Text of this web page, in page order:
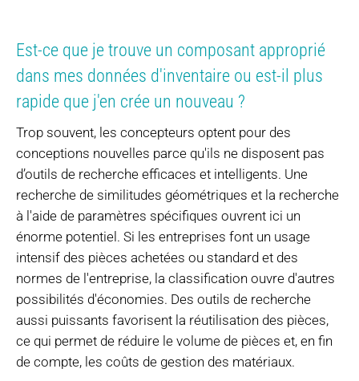
Est-ce que je trouve un composant approprié
dans mes données d'inventaire ou est-il plus
rapide que j'en crée un nouveau ?
Trop souvent, les concepteurs optent pour des
conceptions nouvelles parce qu'ils ne disposent pas
d’outils de recherche efficaces et intelligents. Une
recherche de similitudes géométriques et la recherche
à l'aide de paramètres spécifiques ouvrent ici un
énorme potentiel. Si les entreprises font un usage
intensif des pièces achetées ou standard et des
normes de l'entreprise, la classification ouvre d'autres
possibilités d'économies. Des outils de recherche
aussi puissants favorisent la réutilisation des pièces,
ce qui permet de réduire le volume de pièces et, en fin
de compte, les coûts de gestion des matériaux.